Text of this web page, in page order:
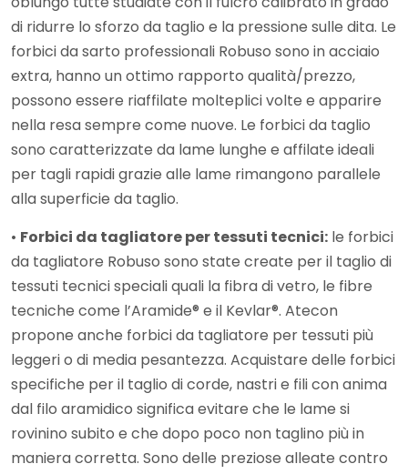
di ridurre lo sforzo da taglio e la pressione sulle dita. Le
forbici da sarto professionali Robuso sono in acciaio
extra, hanno un ottimo rapporto qualità/prezzo,
possono essere riaffilate molteplici volte e apparire
nella resa sempre come nuove. Le forbici da taglio
sono caratterizzate da lame lunghe e affilate ideali
per tagli rapidi grazie alle lame rimangono parallele
alla superficie da taglio.
• Forbici da tagliatore per tessuti tecnici: le forbici
da tagliatore Robuso sono state create per il taglio di
tessuti tecnici speciali quali la fibra di vetro, le fibre
tecniche come l’Aramide® e il Kevlar®. Atecon
propone anche forbici da tagliatore per tessuti più
leggeri o di media pesantezza. Acquistare delle forbici
specifiche per il taglio di corde, nastri e fili con anima
dal filo aramidico significa evitare che le lame si
rovinino subito e che dopo poco non taglino più in
maniera corretta. Sono delle preziose alleate contro